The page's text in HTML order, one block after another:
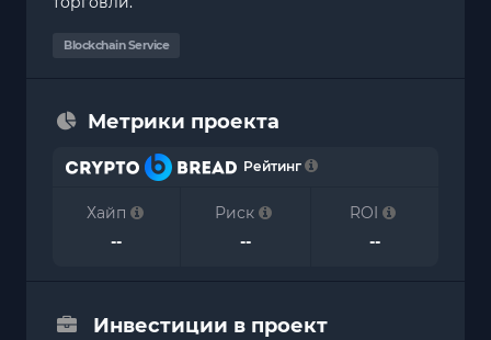
Blockchain Service
Метрики проекта
Рейтинг
Хайп
--
Риск
--
ROI
--
Инвестиции в проект